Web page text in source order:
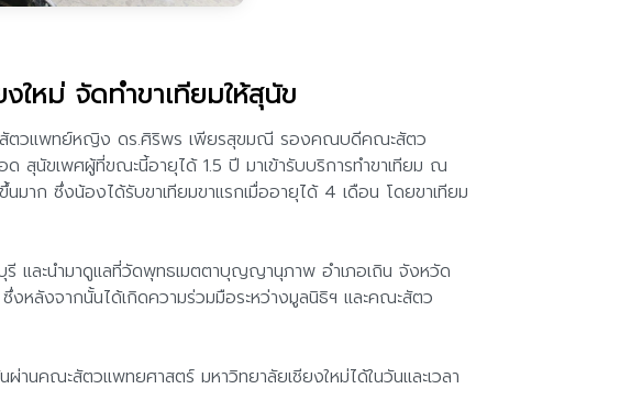
หม่ จัดทำขาเทียมให้สุนัข